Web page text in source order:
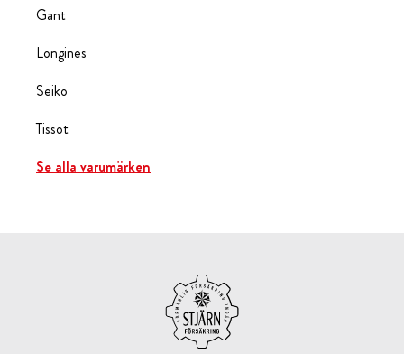
Gant
Longines
Seiko
Tissot
Se alla varumärken